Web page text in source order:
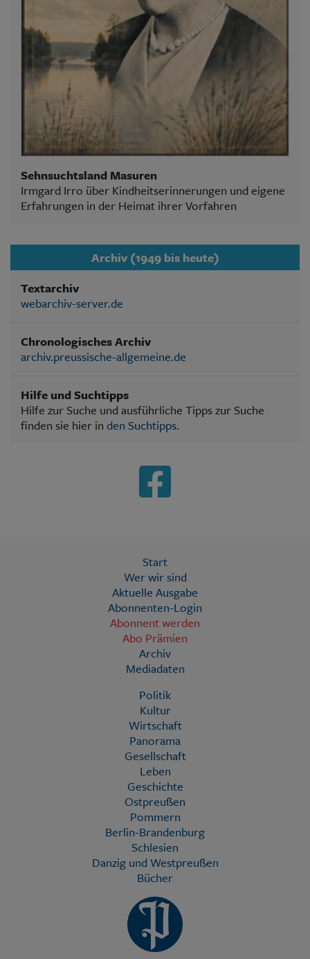
Sehnsuchtsland Masuren
Irmgard Irro über Kindheitserinnerungen und eigene
Erfahrungen in der Heimat ihrer Vorfahren
Archiv (1949 bis heute)
Textarchiv
webarchiv-server.de
Chronologisches Archiv
archiv.preussische-allgemeine.de
Hilfe und Suchtipps
Hilfe zur Suche und ausführliche Tipps zur Suche
finden sie hier in den Suchtipps.
Start
Wer wir sind
Aktuelle Ausgabe
Abonnenten-Login
Abonnent werden
Abo Prämien
Archiv
Mediadaten
Politik
Kultur
Wirtschaft
Panorama
Gesellschaft
Leben
Geschichte
Ostpreußen
Pommern
Berlin-Brandenburg
Schlesien
Danzig und Westpreußen
Bücher